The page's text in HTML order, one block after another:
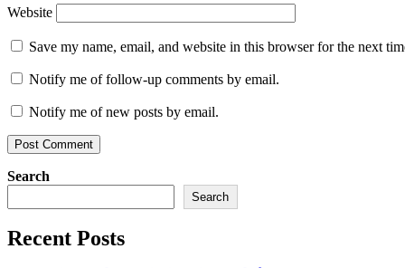
Website
Save my name, email, and website in this browser for the next
Notify me of follow-up comments by email.
Notify me of new posts by email.
Search
Search
Recent Posts